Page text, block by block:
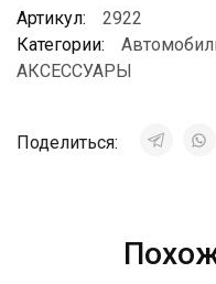
Артикул:
2922
Категории:
АКСЕССУАРЫ
Поделиться: